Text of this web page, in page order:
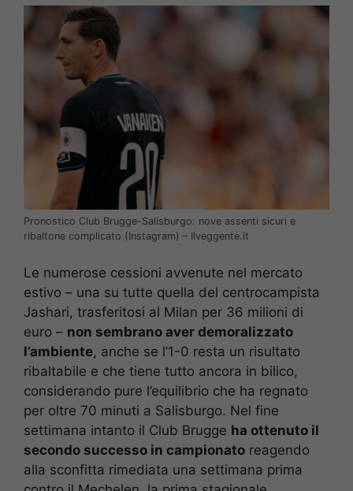
Pronostico Club Brugge-Salisburgo: nove assenti sicuri e
ribaltone complicato (Instagram) – Ilveggente.it
Le numerose cessioni avvenute nel mercato
estivo – una su tutte quella del centrocampista
Jashari, trasferitosi al Milan per 36 milioni di
euro – non sembrano aver demoralizzato
l’ambiente, anche se l’1-0 resta un risultato
ribaltabile e che tiene tutto ancora in bilico,
considerando pure l’equilibrio che ha regnato
per oltre 70 minuti a Salisburgo. Nel fine
settimana intanto il Club Brugge ha ottenuto il
secondo successo in campionato reagendo
alla sconfitta rimediata una settimana prima